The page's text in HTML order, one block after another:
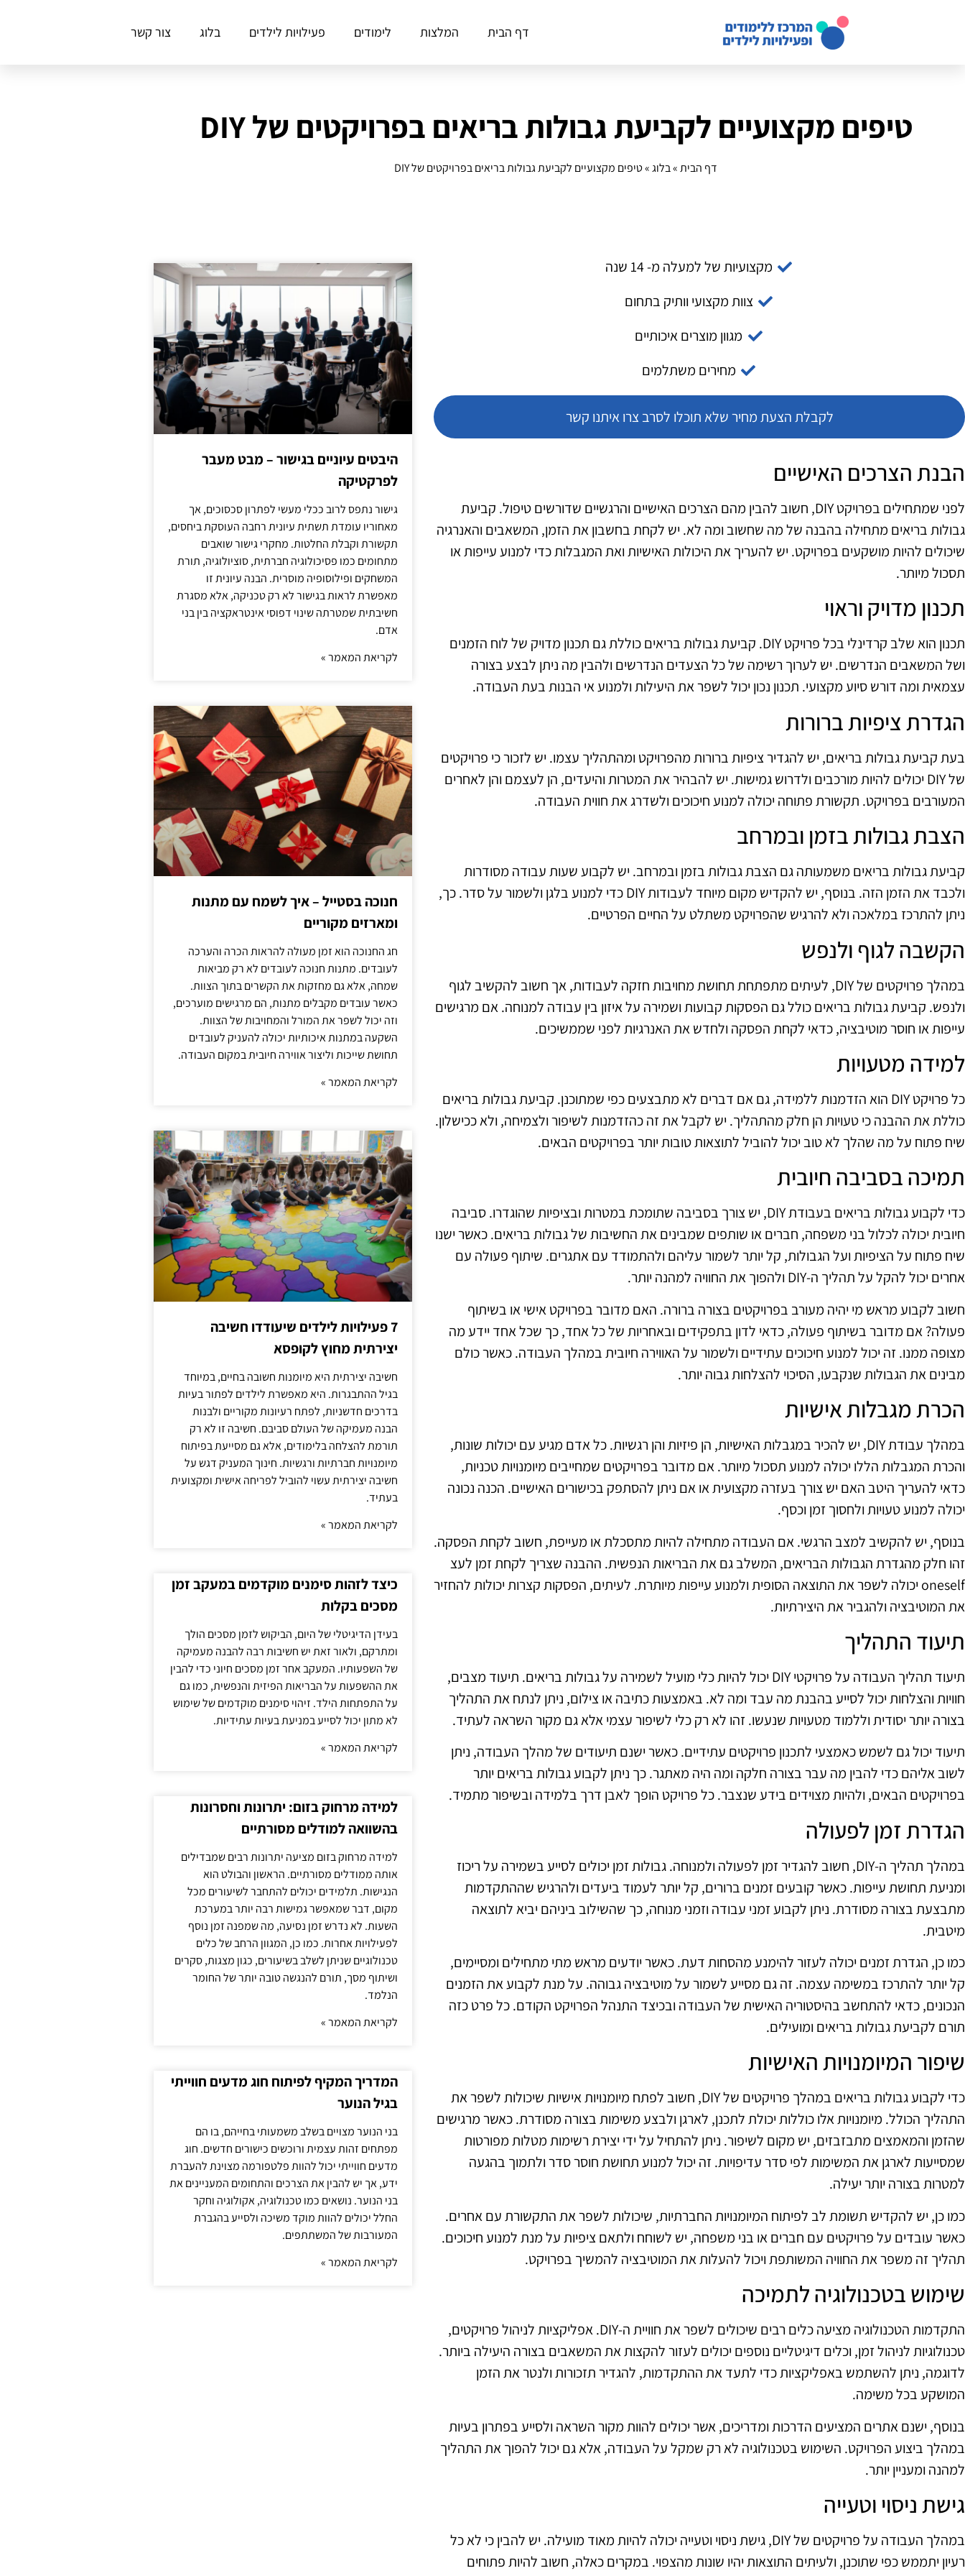
דף הבית המלצות לימודים פעילויות לילדים בלוג צור קשר
טיפים מקצועיים לקביעת גבולות בריאים בפרויקטים של DIY
דף הבית»בלוג»טיפים מקצועיים לקביעת גבולות בריאים בפרויקטים של DIY
מקצועיות של למעלה מ- 14 שנה
צוות מקצועי וותיק בתחום
מגוון מוצרים איכותיים
מחירים משתלמים
לקבלת הצעת מחיר שלא תוכלו לסרב צרו איתנו קשר
הבנת הצרכים האישיים
לפני שמתחילים בפרויקט DIY, חשוב להבין מהם הצרכים האישיים והרגשיים שדורשים טיפול. קביעת
גבולות בריאים מתחילה בהבנה של מה שחשוב ומה לא. יש לקחת בחשבון את הזמן, המשאבים והאנרגיה
שיכולים להיות מושקעים בפרויקט. יש להעריך את היכולות האישיות ואת המגבלות כדי למנוע עייפות או
תסכול מיותר.
תכנון מדויק וראוי
תכנון הוא שלב קרדינלי בכל פרויקט DIY. קביעת גבולות בריאים כוללת גם תכנון מדויק של לוח הזמנים
ושל המשאבים הנדרשים. יש לערוך רשימה של כל הצעדים הנדרשים ולהבין מה ניתן לבצע בצורה
עצמאית ומה דורש סיוע מקצועי. תכנון נכון יכול לשפר את היעילות ולמנוע אי הבנות בעת העבודה.
הגדרת ציפיות ברורות
בעת קביעת גבולות בריאים, יש להגדיר ציפיות ברורות מהפרויקט ומהתהליך עצמו. יש לזכור כי פרויקטים
של DIY יכולים להיות מורכבים ולדרוש גמישות. יש להבהיר את המטרות והיעדים, הן לעצמם והן לאחרים
המעורבים בפרויקט. תקשורת פתוחה יכולה למנוע חיכוכים ולשדרג את חווית העבודה.
הצבת גבולות בזמן ובמרחב
קביעת גבולות בריאים משמעותה גם הצבת גבולות בזמן ובמרחב. יש לקבוע שעות עבודה מסודרות
ולכבד את הזמן הזה. בנוסף, יש להקדיש מקום מיוחד לעבודות DIY כדי למנוע בלגן ולשמור על סדר. כך,
ניתן להתרכז במלאכה ולא להרגיש שהפרויקט משתלט על החיים הפרטיים.
הקשבה לגוף ולנפש
במהלך פרויקטים של DIY, לעיתים מתפתחת תחושת מחויבות חזקה לעבודות, אך חשוב להקשיב לגוף
ולנפש. קביעת גבולות בריאים כולל גם הפסקות קבועות ושמירה על איזון בין עבודה למנוחה. אם מרגישים
עייפות או חוסר מוטיבציה, כדאי לקחת הפסקה ולחדש את האנרגיות לפני שממשיכים.
למידה מטעויות
כל פרויקט DIY הוא הזדמנות ללמידה, גם אם דברים לא מתבצעים כפי שמתוכנן. קביעת גבולות בריאים
כוללת את ההבנה כי טעויות הן חלק מהתהליך. יש לקבל את זה כהזדמנות לשיפור ולצמיחה, ולא ככישלון.
שיח פתוח על מה שהלך לא טוב יכול להוביל לתוצאות טובות יותר בפרויקטים הבאים.
תמיכה בסביבה חיובית
כדי לקבוע גבולות בריאים בעבודת DIY, יש צורך בסביבה שתומכת במטרות ובציפיות שהוגדרו. סביבה
חיובית יכולה לכלול בני משפחה, חברים או שותפים שמבינים את החשיבות של גבולות בריאים. כאשר ישנו
שיח פתוח על הציפיות ועל הגבולות, קל יותר לשמור עליהם ולהתמודד עם אתגרים. שיתוף פעולה עם
אחרים יכול להקל על תהליך ה-DIY ולהפוך את החוויה למהנה יותר.
חשוב לקבוע מראש מי יהיה מעורב בפרויקטים בצורה ברורה. האם מדובר בפרויקט אישי או בשיתוף
פעולה? אם מדובר בשיתוף פעולה, כדאי לדון בתפקידים ובאחריות של כל אחד, כך שכל אחד יידע מה
מצופה ממנו. זה יכול למנוע חיכוכים עתידיים ולשמור על האווירה חיובית במהלך העבודה. כאשר כולם
מבינים את הגבולות שנקבעו, הסיכוי להצלחות גבוה יותר.
הכרת מגבלות אישיות
במהלך עבודת DIY, יש להכיר במגבלות האישיות, הן פיזיות והן רגשיות. כל אדם מגיע עם יכולות שונות,
והכרת המגבלות הללו יכולה למנוע תסכול מיותר. אם מדובר בפרויקטים שמחייבים מיומנויות טכניות,
כדאי להעריך היטב האם יש צורך בעזרה מקצועית או אם ניתן להסתפק בכישורים האישיים. הכנה נכונה
יכולה למנוע טעויות ולחסוך זמן וכסף.
בנוסף, יש להקשיב למצב הרגשי. אם העבודה מתחילה להיות מתסכלת או מעייפת, חשוב לקחת הפסקה.
זהו חלק מהגדרת הגבולות הבריאים, המשלב גם את הבריאות הנפשית. ההבנה שצריך לקחת זמן לעצ
oneself יכולה לשפר את התוצאה הסופית ולמנוע עייפות מיותרת. לעיתים, הפסקות קצרות יכולות להחזיר
את המוטיבציה ולהגביר את היצירתיות.
תיעוד התהליך
תיעוד תהליך העבודה על פרויקטי DIY יכול להיות כלי מועיל לשמירה על גבולות בריאים. תיעוד מצבים,
חוויות והצלחות יכול לסייע בהבנת מה עבד ומה לא. באמצעות כתיבה או צילום, ניתן לנתח את התהליך
בצורה יותר יסודית וללמוד מטעויות שנעשו. זהו לא רק כלי לשיפור עצמי אלא גם מקור השראה לעתיד.
תיעוד יכול גם לשמש כאמצעי לתכנון פרויקטים עתידיים. כאשר ישנם תיעודים של מהלך העבודה, ניתן
לשוב אליהם כדי להבין מה עבר בצורה חלקה ומה היה מאתגר. כך ניתן לקבוע גבולות בריאים יותר
בפרויקטים הבאים, ולהיות מצוידים בידע שנצבר. כל פרויקט הופך לאבן דרך בלמידה ובשיפור מתמיד.
הגדרת זמן לפעולה
במהלך תהליך ה-DIY, חשוב להגדיר זמן לפעולה ולמנוחה. גבולות זמן יכולים לסייע בשמירה על ריכוז
ומניעת תחושת עייפות. כאשר קובעים זמנים ברורים, קל יותר לעמוד ביעדים ולהרגיש שההתקדמות
מתבצעת בצורה מסודרת. ניתן לקבוע זמני עבודה וזמני מנוחה, כך שהשילוב ביניהם יביא לתוצאה
מיטבית.
כמו כן, הגדרת זמנים יכולה לעזור להימנע מהסחות דעת. כאשר יודעים מראש מתי מתחילים ומסיימים,
קל יותר להתרכז במשימה עצמה. זה גם מסייע לשמור על מוטיבציה גבוהה. על מנת לקבוע את הזמנים
הנכונים, כדאי להתחשב בהיסטוריה האישית של העבודה ובכיצד התנהל הפרויקט הקודם. כל פרט כזה
תורם לקביעת גבולות בריאים ומועילים.
שיפור המיומנויות האישיות
כדי לקבוע גבולות בריאים במהלך פרויקטים של DIY, חשוב לפתח מיומנויות אישיות שיכולות לשפר את
התהליך הכולל. מיומנויות אלו כוללות יכולת לתכנן, לארגן ולבצע משימות בצורה מסודרת. כאשר מרגישים
שהזמן והמאמצים מתבזבזים, יש מקום לשיפור. ניתן להתחיל על ידי יצירת רשימות מטלות מפורטות
שמסייעות לארגן את המשימות לפי סדר עדיפויות. זה יכול למנוע תחושת חוסר סדר ולתמוך בהגעה
למטרות בצורה יותר יעילה.
כמו כן, יש להקדיש תשומת לב לפיתוח המיומנויות החברתיות, שיכולות לשפר את התקשורת עם אחרים.
כאשר עובדים על פרויקטים עם חברים או בני משפחה, יש לשוחח ולתאם ציפיות על מנת למנוע חיכוכים.
תהליך זה משפר את החוויה המשותפת ויכול להעלות את המוטיבציה להמשיך בפרויקט.
שימוש בטכנולוגיה לתמיכה
התקדמות הטכנולוגיה מציעה כלים רבים שיכולים לשפר את חוויית ה-DIY. אפליקציות לניהול פרויקטים,
טכנולוגיות לניהול זמן, וכלים דיגיטליים נוספים יכולים לעזור להקצות את המשאבים בצורה היעילה ביותר.
לדוגמה, ניתן להשתמש באפליקציות כדי לתעד את ההתקדמות, להגדיר תזכורות ולנטר את הזמן
המושקע בכל משימה.
בנוסף, ישנם אתרים המציעים הדרכות ומדריכים, אשר יכולים להוות מקור השראה ולסייע בפתרון בעיות
במהלך ביצוע הפרויקט. השימוש בטכנולוגיה לא רק שמקל על העבודה, אלא גם יכול להפוך את התהליך
למהנה ומעניין יותר.
גישת ניסוי וטעייה
במהלך העבודה על פרויקטים של DIY, גישת ניסוי וטעייה יכולה להיות מאוד מועילה. יש להבין כי לא כל
רעיון יתממש כפי שתוכנן, ולעיתים התוצאות יהיו שונות מהצפוי. במקרים כאלה, חשוב להיות פתוחים
היבטים עיוניים בגישור – מבט מעבר
לפרקטיקה
גישור נתפס לרוב ככלי מעשי לפתרון סכסוכים, אך
מאחוריו עומדת תשתית עיונית רחבה העוסקת ביחסים,
תקשורת וקבלת החלטות. מחקרי גישור שואבים
מתחומים כמו פסיכולוגיה חברתית, סוציולוגיה, תורת
המשחקים ופילוסופיה מוסרית. הבנה עיונית זו
מאפשרת לראות בגישור לא רק טכניקה, אלא מסגרת
חשיבתית שמטרתה שינוי דפוסי אינטראקציה בין בני
אדם.
לקריאת המאמר »
חנוכה בסטייל – איך לשמח עם מתנות
ומארזים מקוריים
חג החנוכה הוא זמן מעולה להראות הכרה והערכה
לעובדים. מתנות חנוכה לעובדים לא רק מביאות
שמחה, אלא גם מחזקות את הקשרים בתוך הצוות.
כאשר עובדים מקבלים מתנות, הם מרגישים מוערכים,
וזה יכול לשפר את המורל והמחויבות של הצוות.
השקעה במתנות איכותיות יכולה להעניק לעובדים
תחושת שייכות וליצור אווירה חיובית במקום העבודה.
לקריאת המאמר »
7 פעילויות לילדים שיעודדו חשיבה
יצירתית מחוץ לקופסא
חשיבה יצירתית היא מיומנות חשובה בחיים, במיוחד
בגיל ההתבגרות. היא מאפשרת לילדים לפתור בעיות
בדרכים חדשניות, לפתח רעיונות מקוריים ולבנות
הבנה מעמיקה של העולם סביבם. חשיבה זו לא רק
תורמת להצלחה בלימודים, אלא גם מסייעת בפיתוח
מיומנויות חברתיות ורגשיות. חינוך המעניק דגש על
חשיבה יצירתית עשוי להוביל לפריחה אישית ומקצועית
בעתיד.
לקריאת המאמר »
כיצד לזהות סימנים מוקדמים במעקב זמן
מסכים בקלות
בעידן הדיגיטלי של היום, הביקוש לזמן מסכים הולך
ומתרקם, ולאור זאת יש חשיבות רבה להבנה מעמיקה
של השפעותיו. המעקב אחר זמן מסכים חיוני כדי להבין
את ההשפעות על הבריאות הפיזית והנפשית, כמו גם
על התפתחות הילד. זיהוי סימנים מוקדמים של שימוש
לא מתון יכול לסייע במניעת בעיות עתידיות.
לקריאת המאמר »
למידה מרחוק בזום: יתרונות וחסרונות
בהשוואה למודלים מסורתיים
למידה מרחוק בזום מציעה יתרונות רבים שמבדילים
אותה ממודלים מסורתיים. הראשון והבולט הוא
הנגישות. תלמידים יכולים להתחבר לשיעורים מכל
מקום, דבר שמאפשר גמישות רבה יותר במערכת
השעות. לא נדרש זמן נסיעה, מה שמפנה זמן נוסף
לפעילויות אחרות. כמו כן, המגוון הרחב של כלים
טכנולוגיים שניתן לשלב בשיעורים, כגון מצגות, סקרים
ושיתוף מסך, תורם להנגשה טובה יותר של החומר
הנלמד.
לקריאת המאמר »
המדריך המקיף לפיתוח חוג מדעים חווייתי
בגיל הנוער
בני הנוער מצויים בשלב משמעותי בחייהם, בו הם
מפתחים זהות עצמית ורוכשים כישורים חדשים. חוג
מדעים חווייתי יכול להוות פלטפורמה מצוינת להעברת
ידע, אך יש להבין את הצרכים והתחומים המעניינים את
בני הנוער. נושאים כמו טכנולוגיה, אקולוגיה וחקר
החלל יכולים להוות מוקד משיכה ולסייע בהגברת
המעורבות של המשתתפים.
לקריאת המאמר »